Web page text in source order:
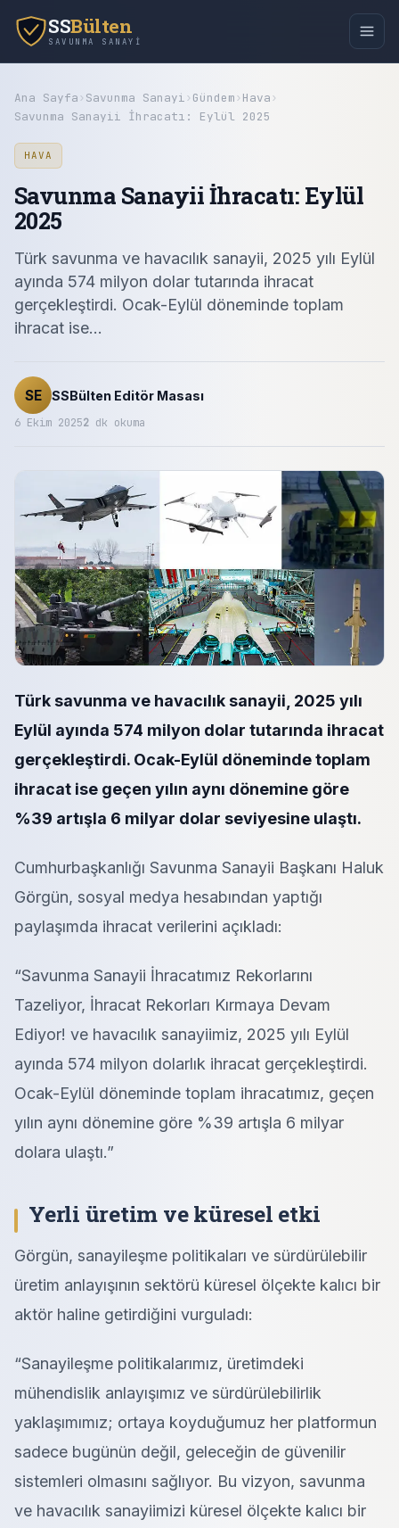
SSBülten
SAVUNMA SANAYI
Ana Sayfa› Savunma Sanayi› Gündem› Hava›
Savunma Sanayii İhracatı: Eylül 2025
HAVA
Savunma Sanayii İhracatı: Eylül
2025
Türk savunma ve havacılık sanayii, 2025 yılı Eylül
ayında 574 milyon dolar tutarında ihracat
gerçekleştirdi. Ocak-Eylül döneminde toplam
ihracat ise…
SE SSBülten Editör Masası
6 Ekim 20252 dk okuma
Türk savunma ve havacılık sanayii, 2025 yılı
Eylül ayında 574 milyon dolar tutarında ihracat
gerçekleştirdi. Ocak-Eylül döneminde toplam
ihracat ise geçen yılın aynı dönemine göre
%39 artışla 6 milyar dolar seviyesine ulaştı.
Cumhurbaşkanlığı Savunma Sanayii Başkanı Haluk
Görgün, sosyal medya hesabından yaptığı
paylaşımda ihracat verilerini açıkladı:
“Savunma Sanayii İhracatımız Rekorlarını
Tazeliyor, İhracat Rekorları Kırmaya Devam
Ediyor! ve havacılık sanayiimiz, 2025 yılı Eylül
ayında 574 milyon dolarlık ihracat gerçekleştirdi.
Ocak-Eylül döneminde toplam ihracatımız, geçen
yılın aynı dönemine göre %39 artışla 6 milyar
dolara ulaştı.”
Yerli üretim ve küresel etki
Görgün, sanayileşme politikaları ve sürdürülebilir
üretim anlayışının sektörü küresel ölçekte kalıcı bir
aktör haline getirdiğini vurguladı:
“Sanayileşme politikalarımız, üretimdeki
mühendislik anlayışımız ve sürdürülebilirlik
yaklaşımımız; ortaya koyduğumuz her platformun
sadece bugünün değil, geleceğin de güvenilir
sistemleri olmasını sağlıyor. Bu vizyon, savunma
ve havacılık sanayiimizi küresel ölçekte kalıcı bir